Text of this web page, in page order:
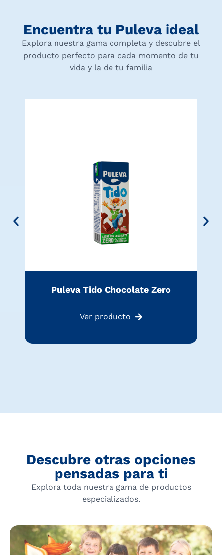
Encuentra tu Puleva ideal
Explora nuestra gama completa y descubre el
producto perfecto para cada momento de tu
vida y la de tu familia
Puleva Tido Chocolate Zero
Ver producto
Descubre otras opciones
pensadas para ti
Explora toda nuestra gama de productos
especializados.